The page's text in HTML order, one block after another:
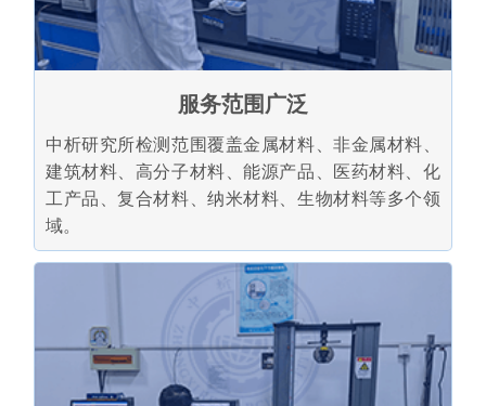
服务范围广泛
中析研究所检测范围覆盖金属材料、非金属材料、
建筑材料、高分子材料、能源产品、医药材料、化
工产品、复合材料、纳米材料、生物材料等多个领
域。